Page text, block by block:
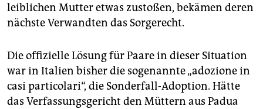
leiblichen Mutter etwas zustoßen, bekämen deren
nächste Verwandten das Sorgerecht.
Die offizielle Lösung für Paare in dieser Situation
war in Italien bisher die sogenannte „adozio­ne in
casi particolari“, die Sonderfall-Adoption. Hätte
das Verfassungsgericht den Müttern aus Padua